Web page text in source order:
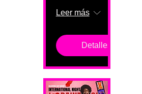
Leer más
Detalles